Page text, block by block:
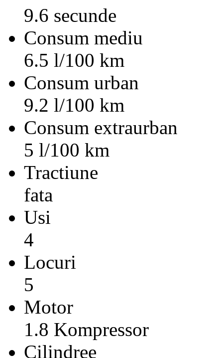
9.6 secunde
Consum mediu
6.5 l/100 km
Consum urban
9.2 l/100 km
Consum extraurban
5 l/100 km
Tractiune
fata
Usi
4
Locuri
5
Motor
1.8 Kompressor
Cilindree